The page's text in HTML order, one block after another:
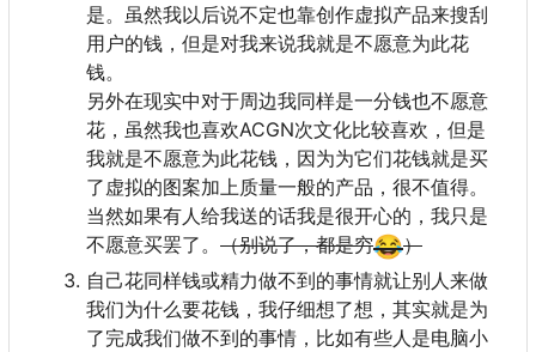
是。虽然我以后说不定也靠创作虚拟产品来搜刮
用户的钱，但是对我来说我就是不愿意为此花
钱。
另外在现实中对于周边我同样是一分钱也不愿意
花 ， 虽然我也喜欢ACGN次文化比较喜欢 ， 但是
我就是不愿意为此花钱 ， 因为为它们花钱就是买
了虚拟的图案加上质量一般的产品 ， 很不值得。
当然如果有人给我送的话我是很开心的 ， 我只是
不愿意买罢了。 （别说了，都是穷😂）
自己花同样钱或精力做不到的事情就让别人来做
我们为什么要花钱 ， 我仔细想了想 ， 其实就是为
了完成我们做不到的事情 ， 比如有些人是电脑小